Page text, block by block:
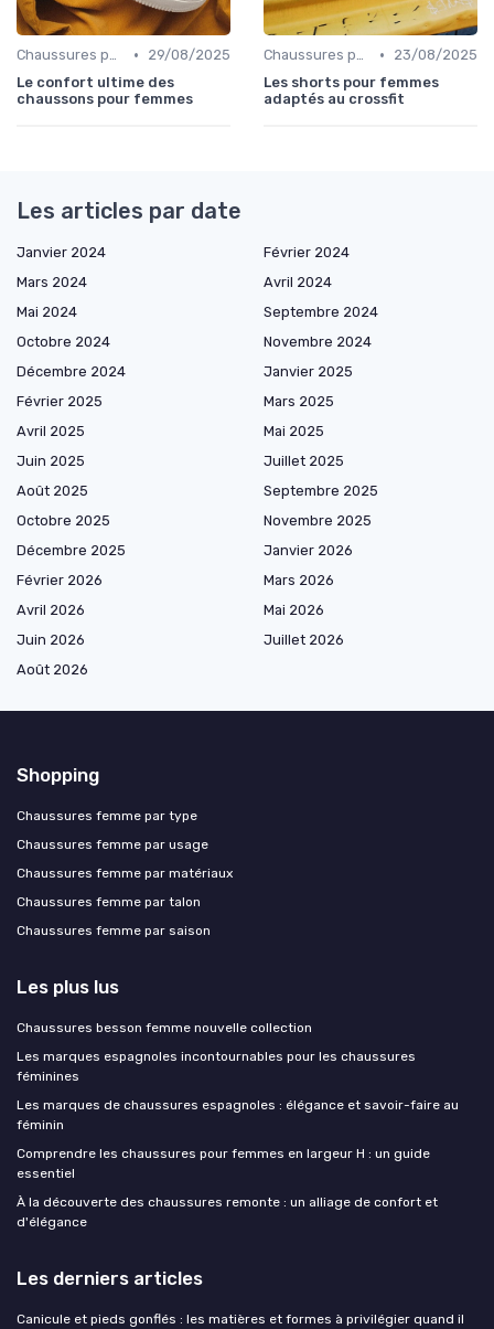
Chaussures pour Occasions Spéciales •
29/08/2025
Le confort ultime des
chaussons pour femmes
Chaussures pour Occasions Spéciales •
23/08/2025
Les shorts pour femmes
adaptés au crossfit
Les articles par date
Janvier 2024
Février 2024
Mars 2024
Avril 2024
Mai 2024
Septembre 2024
Octobre 2024
Novembre 2024
Décembre 2024
Janvier 2025
Février 2025
Mars 2025
Avril 2025
Mai 2025
Juin 2025
Juillet 2025
Août 2025
Septembre 2025
Octobre 2025
Novembre 2025
Décembre 2025
Janvier 2026
Février 2026
Mars 2026
Avril 2026
Mai 2026
Juin 2026
Juillet 2026
Août 2026
Shopping
Chaussures femme par type
Chaussures femme par usage
Chaussures femme par matériaux
Chaussures femme par talon
Chaussures femme par saison
Les plus lus
Chaussures besson femme nouvelle collection
Les marques espagnoles incontournables pour les chaussures
féminines
Les marques de chaussures espagnoles : élégance et savoir-faire au
féminin
Comprendre les chaussures pour femmes en largeur H : un guide
essentiel
À la découverte des chaussures remonte : un alliage de confort et
d'élégance
Les derniers articles
Canicule et pieds gonflés : les matières et formes à privilégier quand il